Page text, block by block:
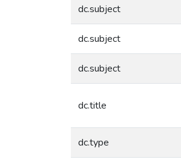
dc.subject
dc.subject
dc.subject
dc.title
dc.type